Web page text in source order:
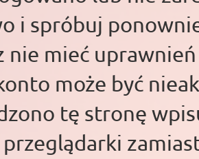
i spróbuj
nie mieć
może być
tę stronę
przeglądarki